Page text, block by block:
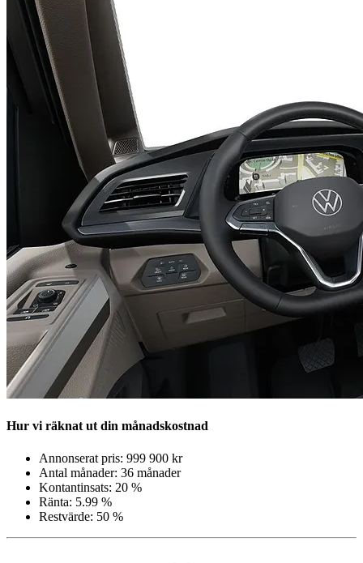
Hur vi räknat ut din månadskostnad
Annonserat pris: 999 900 kr
Antal månader: 36 månader
Kontantinsats: 20 %
Ränta: 5.99 %
Restvärde: 50 %